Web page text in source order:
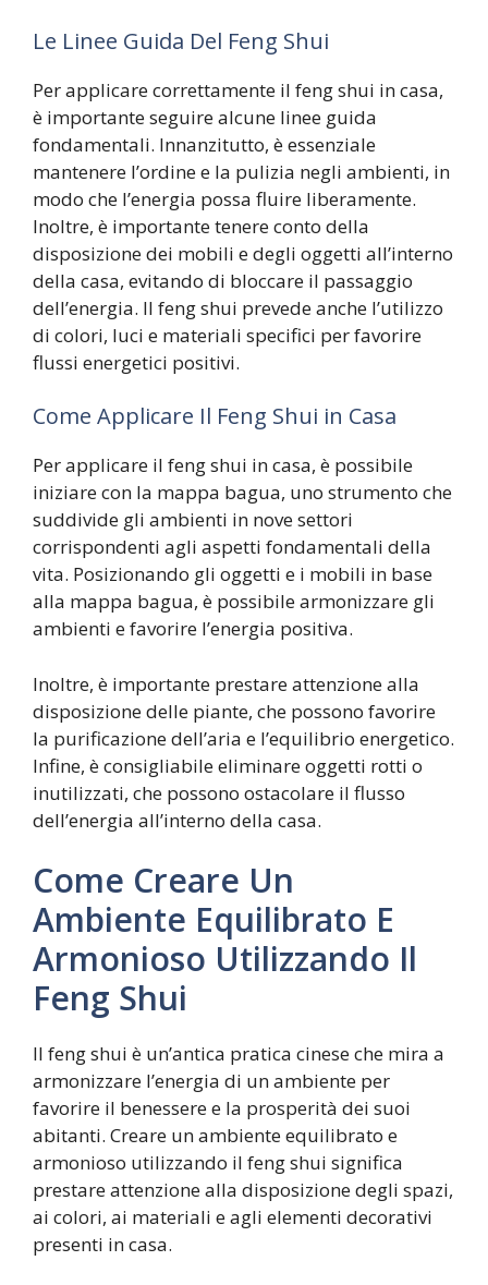
Le Linee Guida Del Feng Shui
Per applicare correttamente il feng shui in casa,
è importante seguire alcune linee guida
fondamentali. Innanzitutto, è essenziale
mantenere l’ordine e la pulizia negli ambienti, in
modo che l’energia possa fluire liberamente.
Inoltre, è importante tenere conto della
disposizione dei mobili e degli oggetti all’interno
della casa, evitando di bloccare il passaggio
dell’energia. Il feng shui prevede anche l’utilizzo
di colori, luci e materiali specifici per favorire
flussi energetici positivi.
Come Applicare Il Feng Shui in Casa
Per applicare il feng shui in casa, è possibile
iniziare con la mappa bagua, uno strumento che
suddivide gli ambienti in nove settori
corrispondenti agli aspetti fondamentali della
vita. Posizionando gli oggetti e i mobili in base
alla mappa bagua, è possibile armonizzare gli
ambienti e favorire l’energia positiva.
Inoltre, è importante prestare attenzione alla
disposizione delle piante, che possono favorire
la purificazione dell’aria e l’equilibrio energetico.
Infine, è consigliabile eliminare oggetti rotti o
inutilizzati, che possono ostacolare il flusso
dell’energia all’interno della casa.
Come Creare Un
Ambiente Equilibrato E
Armonioso Utilizzando Il
Feng Shui
Il feng shui è un’antica pratica cinese che mira a
armonizzare l’energia di un ambiente per
favorire il benessere e la prosperità dei suoi
abitanti. Creare un ambiente equilibrato e
armonioso utilizzando il feng shui significa
prestare attenzione alla disposizione degli spazi,
ai colori, ai materiali e agli elementi decorativi
presenti in casa.